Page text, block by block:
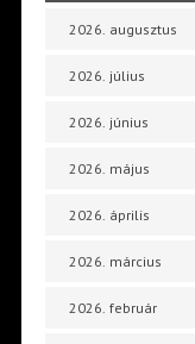
2026. augusztus
2026. július
2026. június
2026. május
2026. április
2026. március
2026. február